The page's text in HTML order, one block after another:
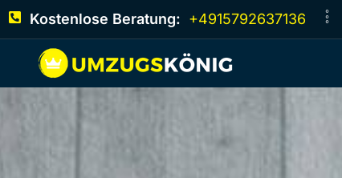
Kostenlose Beratung: +4915792637136